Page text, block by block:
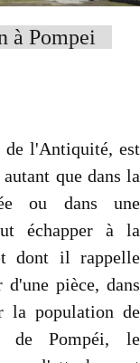
à Pompei
de l'Antiquité, est
que dans la
ou dans une
échapper à la
dont il rappelle
pièce, dans
la population de
de Pompéi, le